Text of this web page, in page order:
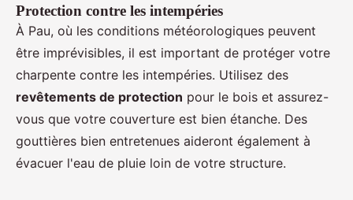
Protection contre les intempéries
À Pau, où les conditions météorologiques peuvent
être imprévisibles, il est important de protéger votre
charpente contre les intempéries. Utilisez des
revêtements de protection pour le bois et assurez-
vous que votre couverture est bien étanche. Des
gouttières bien entretenues aideront également à
évacuer l'eau de pluie loin de votre structure.